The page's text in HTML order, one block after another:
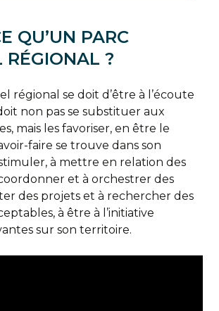
QU’UN PARC
RÉGIONAL ?
régional se doit d’être à l’écoute
non pas se substituer aux
mais les favoriser, en être le
faire se trouve dans son
à mettre en relation des
et à orchestrer des
des projets et à rechercher des
à être à l’initiative
sur son territoire.